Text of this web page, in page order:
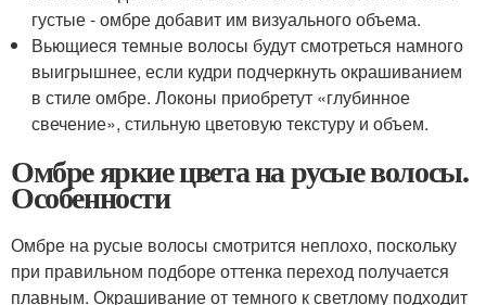
густые - омбре добавит им визуального объема.
Вьющиеся темные волосы будут смотреться намного
выигрышнее, если кудри подчеркнуть окрашиванием
в стиле омбре. Локоны приобретут «глубинное
свечение», стильную цветовую текстуру и объем.
Омбре яркие цвета на русые волосы.
Особенности
Омбре на русые волосы смотрится неплохо, поскольку
при правильном подборе оттенка переход получается
плавным. Окрашивание от темного к светлому подходит